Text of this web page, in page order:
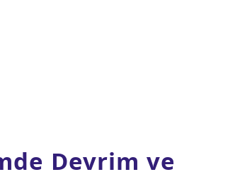
Devrim ve